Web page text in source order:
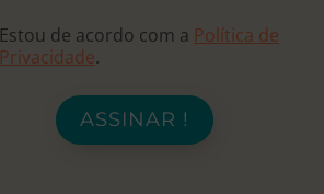
Estou de acordo com a Política de
Privacidade.
ASSINAR !